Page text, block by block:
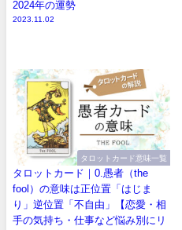
2024年の運勢
2023.11.02
タロットカード意味一覧
タロットカード｜0.愚者（the
fool）の意味は正位置「はじま
り」逆位置「不自由」【恋愛・相
手の気持ち・仕事など悩み別にリ